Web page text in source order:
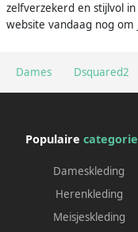
Dames Dsquared2
zelfverzekerd en stijlvol
website vandaag nog
Populaire
Dameskleding
Herenkleding
Meisjeskleding